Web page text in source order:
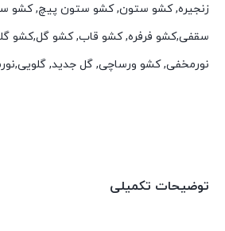
زنجیره, کشو ستون, کشو ستون پیچ, کشو
سقفی,کشو فرفره, کشو قاب, کشو گل,کشو
نورمخفی, کشو ورساچی, گل جدید,
توضیحات تکمیلی